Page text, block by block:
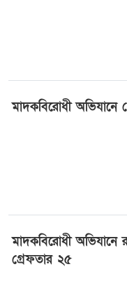
মাদকবিরোধী অভিযানে
মাদকবিরোধী অভিযানে
গ্রেফতার ২৫